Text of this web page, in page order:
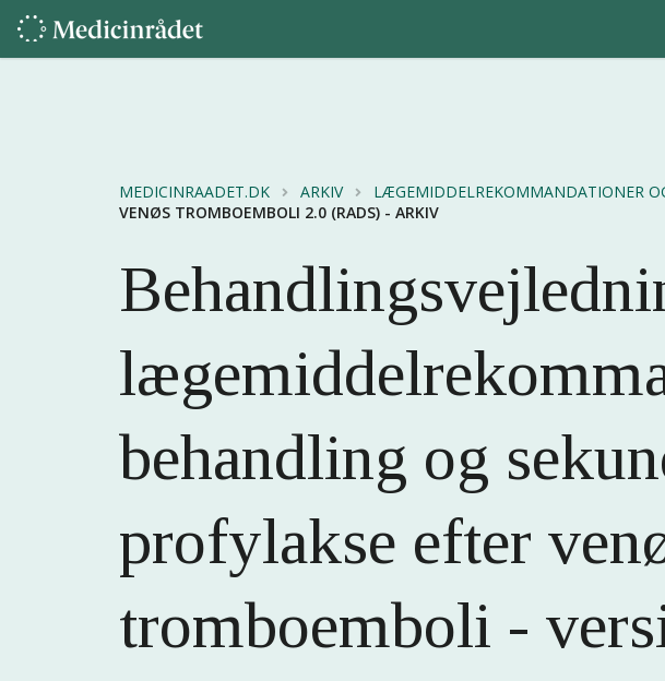
MEDICINRAADET.DK ARKIV
LÆGEMIDDELREKOMMANDATIONER
VENØS TROMBOEMBOLI 2.0 (RADS) - ARKIV
behandling og
profylakse efter
tromboemboli -